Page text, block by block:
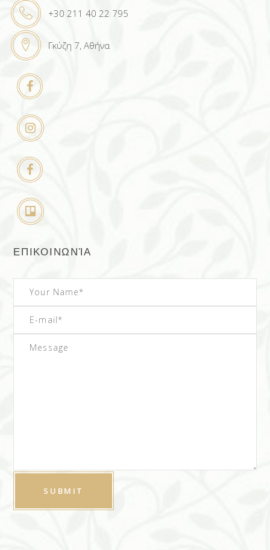
+30 211 40 22 795
Γκύζη 7, Αθήνα
ΕΠΙΚΟΙΝΩΝΊΑ